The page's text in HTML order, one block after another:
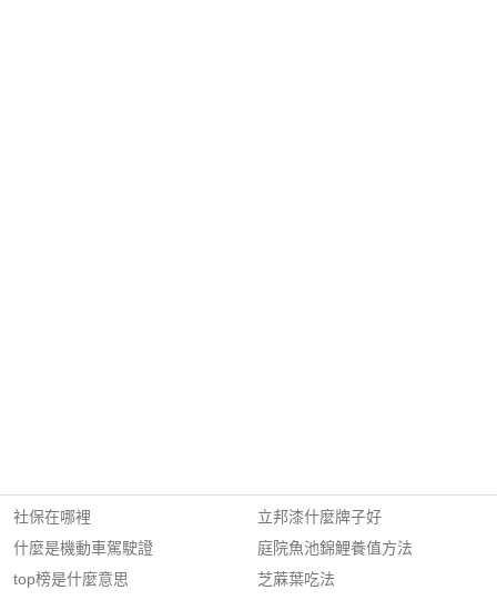
社保在哪裡
什麼是機動車駕駛證
top榜是什麼意思
立邦漆什麼牌子好
庭院魚池錦鯉養值方法
芝蔴葉吃法